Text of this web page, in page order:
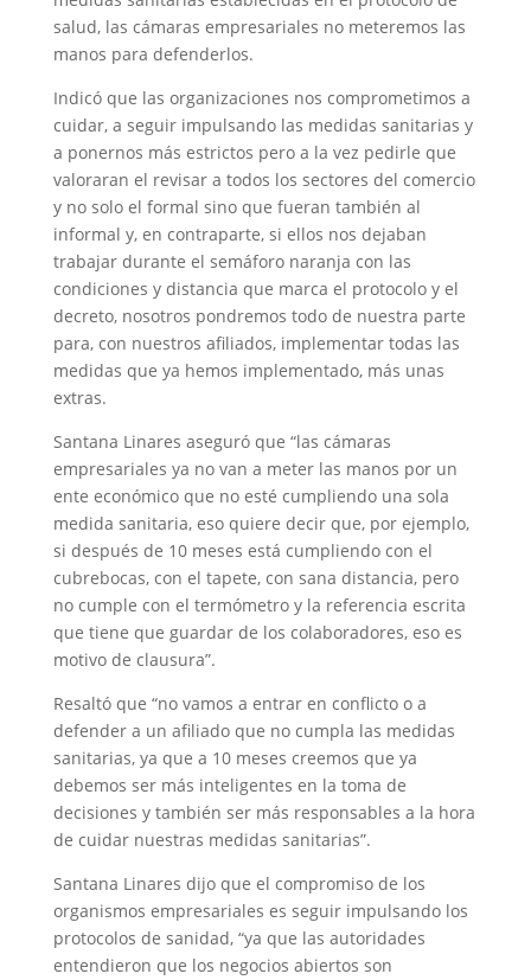
salud, las cámaras empresariales no meteremos las
manos para defenderlos.
Indicó que las organizaciones nos comprometimos a
cuidar, a seguir impulsando las medidas sanitarias y
a ponernos más estrictos pero a la vez pedirle que
valoraran el revisar a todos los sectores del comercio
y no solo el formal sino que fueran también al
informal y, en contraparte, si ellos nos dejaban
trabajar durante el semáforo naranja con las
condiciones y distancia que marca el protocolo y el
decreto, nosotros pondremos todo de nuestra parte
para, con nuestros afiliados, implementar todas las
medidas que ya hemos implementado, más unas
extras.
Santana Linares aseguró que “las cámaras
empresariales ya no van a meter las manos por un
ente económico que no esté cumpliendo una sola
medida sanitaria, eso quiere decir que, por ejemplo,
si después de 10 meses está cumpliendo con el
cubrebocas, con el tapete, con sana distancia, pero
no cumple con el termómetro y la referencia escrita
que tiene que guardar de los colaboradores, eso es
motivo de clausura”.
Resaltó que “no vamos a entrar en conflicto o a
defender a un afiliado que no cumpla las medidas
sanitarias, ya que a 10 meses creemos que ya
debemos ser más inteligentes en la toma de
decisiones y también ser más responsables a la hora
de cuidar nuestras medidas sanitarias”.
Santana Linares dijo que el compromiso de los
organismos empresariales es seguir impulsando los
protocolos de sanidad, “ya que las autoridades
entendieron que los negocios abiertos son